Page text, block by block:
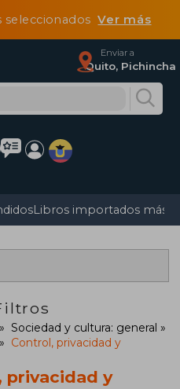
seleccionadosVer más
Enviar a
Quito, Pichincha
Libros importados más
Sociedad y cultura: general
Control, privacidad y
privacidad y